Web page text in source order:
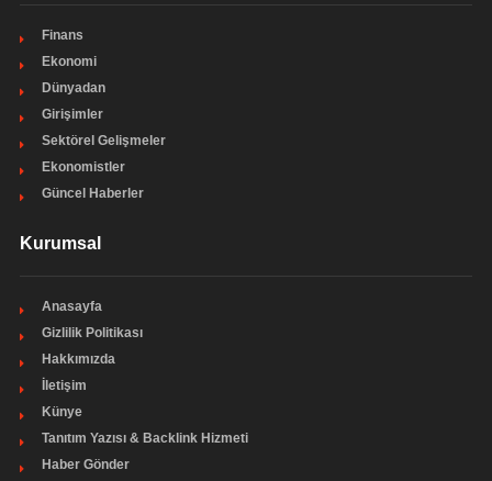
Finans
Ekonomi
Dünyadan
Girişimler
Sektörel Gelişmeler
Ekonomistler
Güncel Haberler
Kurumsal
Anasayfa
Gizlilik Politikası
Hakkımızda
İletişim
Künye
Tanıtım Yazısı & Backlink Hizmeti
Haber Gönder